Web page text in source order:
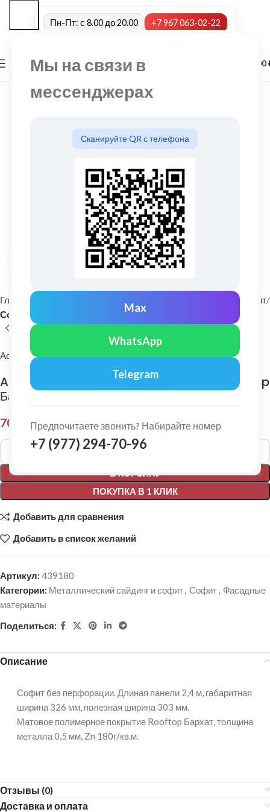
Мы на связи в
мессенджерах
Сканируйте QR с телефона
Max
WhatsApp
Telegram
Предпочитаете звонить? Набирайте номер
+7 (977) 294-70-96
Пн-Пт: с 8.00 до 20.00 +7 967 063-02-22
МЕНЮ 0,00
Нажмите, чтобы увеличить
Главная
Металлический сайдинг и софит
Софит
Aquasystem
Aquasystem: Софит без перфорации Rooftop
Бархат Zn180 0,5мм Ral 8017
702,00₽
ПОКУПКА В 1 КЛИК
Alternative:
Добавить для сравнения
Добавить в список желаний
Артикул: 439180
Категории: Металлический сайдинг и софит Софит
Фасадные
материалы
Поделиться:
Описание
Софит без перфорации. Длиная панели 2,4 м, габаритная
ширина 326 мм, полезная ширина 303 мм.
Матовое полимерное покрытие Rooftop Бархат, толщина
металла 0,5 мм, Zn 180г/кв.м.
Отзывы (0)
Доставка и оплата